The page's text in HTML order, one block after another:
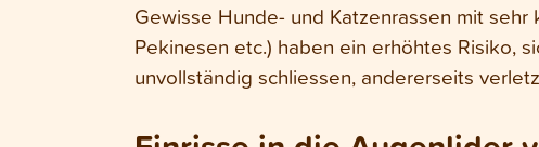
Gewisse Hunde- und Katzenrassen mit
Pekinesen etc.) haben ein erhöhtes Risiko,
unvollständig schliessen, andererseits